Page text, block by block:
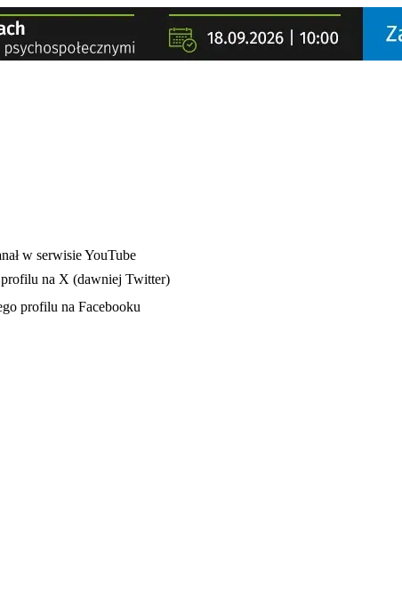
karcie
w serwisie YouTube
profilu na X (dawniej Twitter)
karcie
profilu na Facebooku